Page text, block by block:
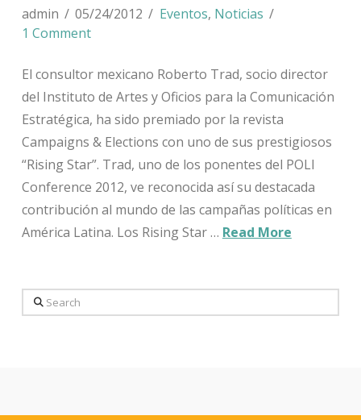
admin 05/24/2012 Eventos, Noticias
1 Comment
El consultor mexicano Roberto Trad, socio director
del Instituto de Artes y Oficios para la Comunicación
Estratégica, ha sido premiado por la revista
Campaigns & Elections con uno de sus prestigiosos
“Rising Star”. Trad, uno de los ponentes del POLI
Conference 2012, ve reconocida así su destacada
contribución al mundo de las campañas políticas en
América Latina. Los Rising Star … Read More
Search